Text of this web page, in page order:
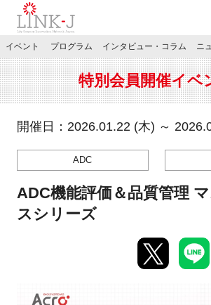
JP／EN
特別会員専用メニュー
施設ご予約
マイページ
イベント プログラム インタビュー・コラム ニ
特別会員開催イベ
開催日：2026.01.22 (木) ～
ADC
ADC機能評価＆品質管理
スシリーズ